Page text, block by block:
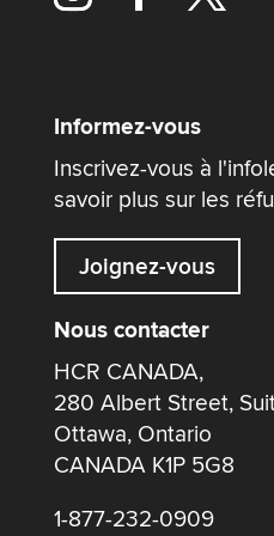
Informez-vous
Inscrivez-vous à
savoir plus sur les
Joignez-vous
Nous contacter
HCR CANADA,
280 Albert Street,
Ottawa, Ontario
CANADA K1P 5G8
1-877-232-0909